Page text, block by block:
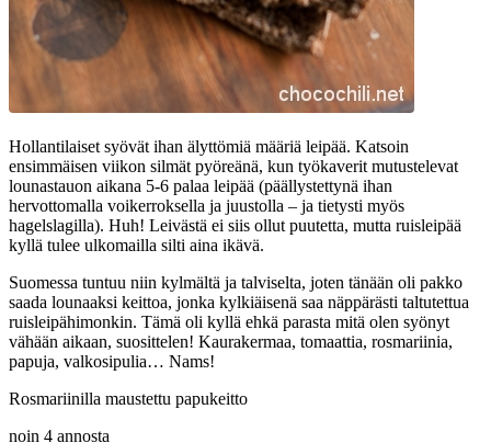
Hollantilaiset syövät ihan älyttömiä määriä leipää. Katsoin
ensimmäisen viikon silmät pyöreänä, kun työkaverit mutustelevat
lounastauon aikana 5-6 palaa leipää (päällystettynä ihan
hervottomalla voikerroksella ja juustolla – ja tietysti myös
hagelslagilla). Huh! Leivästä ei siis ollut puutetta, mutta ruisleipää
kyllä tulee ulkomailla silti aina ikävä.
Suomessa tuntuu niin kylmältä ja talviselta, joten tänään oli pakko
saada lounaaksi keittoa, jonka kylkiäisenä saa näppärästi taltutettua
ruisleipähimonkin. Tämä oli kyllä ehkä parasta mitä olen syönyt
vähään aikaan, suosittelen! Kaurakermaa, tomaattia, rosmariinia,
papuja, valkosipulia… Nams!
Rosmariinilla maustettu papukeitto
noin 4 annosta